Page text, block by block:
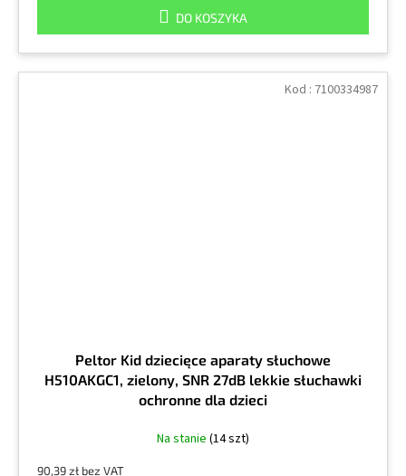
DO KOSZYKA
Peltor Kid dziecięce aparaty słuchowe
H510AKGC1, zielony, SNR 27dB lekkie słuchawki
ochronne dla dzieci
Na stanie (14 szt)
90,39 zł bez VAT
Kod : 7100334987